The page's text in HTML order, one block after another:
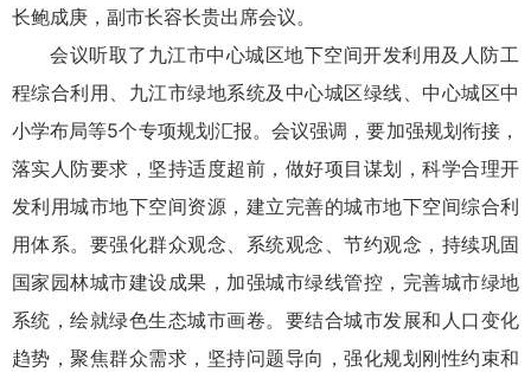
长鲍成庚，副市长容长贵出席会议。
会议听取了九江市中心城区地下空间开发利用及人防工
程综合利用、九江市绿地系统及中心城区绿线、中心城区中
小学布局等5个专项规划汇报。会议强调，要加强规划衔接，
落实人防要求，坚持适度超前，做好项目谋划，科学合理开
发利用城市地下空间资源，建立完善的城市地下空间综合利
用体系。要强化群众观念、系统观念、节约观念，持续巩固
国家园林城市建设成果，加强城市绿线管控，完善城市绿地
系统，绘就绿色生态城市画卷。要结合城市发展和人口变化
趋势，聚焦群众需求，坚持问题导向，强化规划刚性约束和